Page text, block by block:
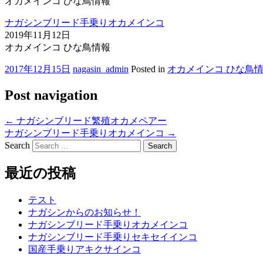
ナガシンブリード手乗りオカメインコ
2019年11月12日
オカメインコ ひな鳥情報
2017年12月15日 nagasin_admin Posted in オカメインコ ひな鳥
Post navigation
← ナガシンブリード繁殖オカメペアー
ナガシンブリード手乗りオカメインコ →
Search
最近の投稿
テスト
ナガシンからのお知らせ！
ナガシンブリード手乗りオカメインコ
ナガシンブリード手乗りセキセイインコ
国産手乗りアキクサインコ